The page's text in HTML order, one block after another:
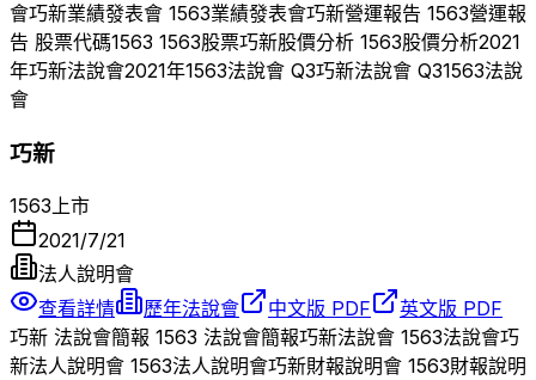
會巧新業績發表會 1563業績發表會巧新營運報告 1563營運報
告 股票代碼1563 1563股票巧新股價分析 1563股價分析2021
年巧新法說會2021年1563法說會 Q3巧新法說會 Q31563法說
會
巧新
1563 上市
2021/7/21
法人說明會
查看詳情
歷年法說會 中文版 PDF
英文版 PDF
巧新 法說會簡報 1563 法說會簡報巧新法說會 1563法說會巧
新法人說明會 1563法人說明會巧新財報說明會 1563財報說明